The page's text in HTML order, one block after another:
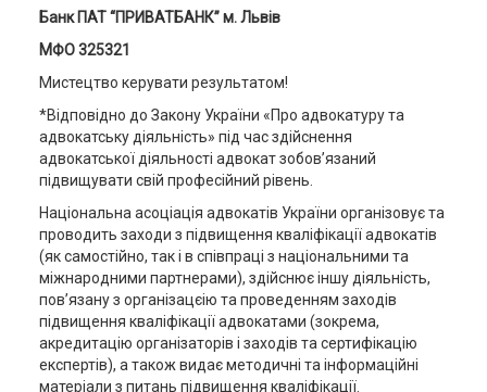
Банк ПАТ “ПРИВАТБАНК” м. Львів
МФО 325321
Мистецтво керувати результатом!
*Відповідно до Закону України «Про адвокатуру та
адвокатську діяльність» під час здійснення
адвокатської діяльності адвокат зобов’язаний
підвищувати свій професійний рівень.
Національна асоціація адвокатів України організовує та
проводить заходи з підвищення кваліфікації адвокатів
(як самостійно, так і в співпраці з національними та
міжнародними партнерами), здійснює іншу діяльність,
пов’язану з організацєію та проведенням заходів
підвищення кваліфікації адвокатами (зокрема,
акредитацію організаторів і заходів та сертифікацію
експертів), а також видає методичні та інформаційні
матеріали з питань підвищення кваліфікації.